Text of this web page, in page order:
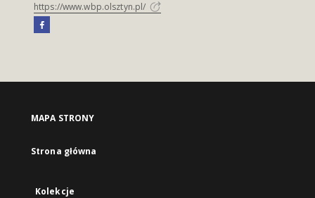
https://www.wbp.olsztyn.pl/
MAPA STRONY
Strona główna
Kolekcje